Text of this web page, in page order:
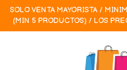
SOLO VENTA MAYORISTA /
(MIN 5 PRODUCTOS) / LOS